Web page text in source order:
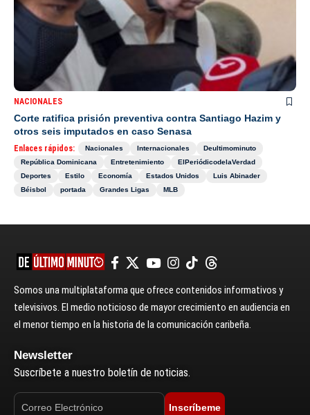
NACIONALES
Corte ratifica prisión preventiva contra Santiago Hazim y
otros seis imputados en caso Senasa
Enlaces rápidos: Nacionales Internacionales
Deultimominuto
República Dominicana
Entretenimiento
ElPeriódicodelaVerdad
Deportes
Estilo Economía Estados Unidos
Luis Abinader
Béisbol
portada Grandes Ligas MLB
Somos una multiplataforma que ofrece contenidos informativos y
televisivos. El medio noticioso de mayor crecimiento en audiencia en
el menor tiempo en la historia de la comunicación caribeña.
Newsletter
Suscríbete a nuestro boletín de noticias.
Inscríbeme